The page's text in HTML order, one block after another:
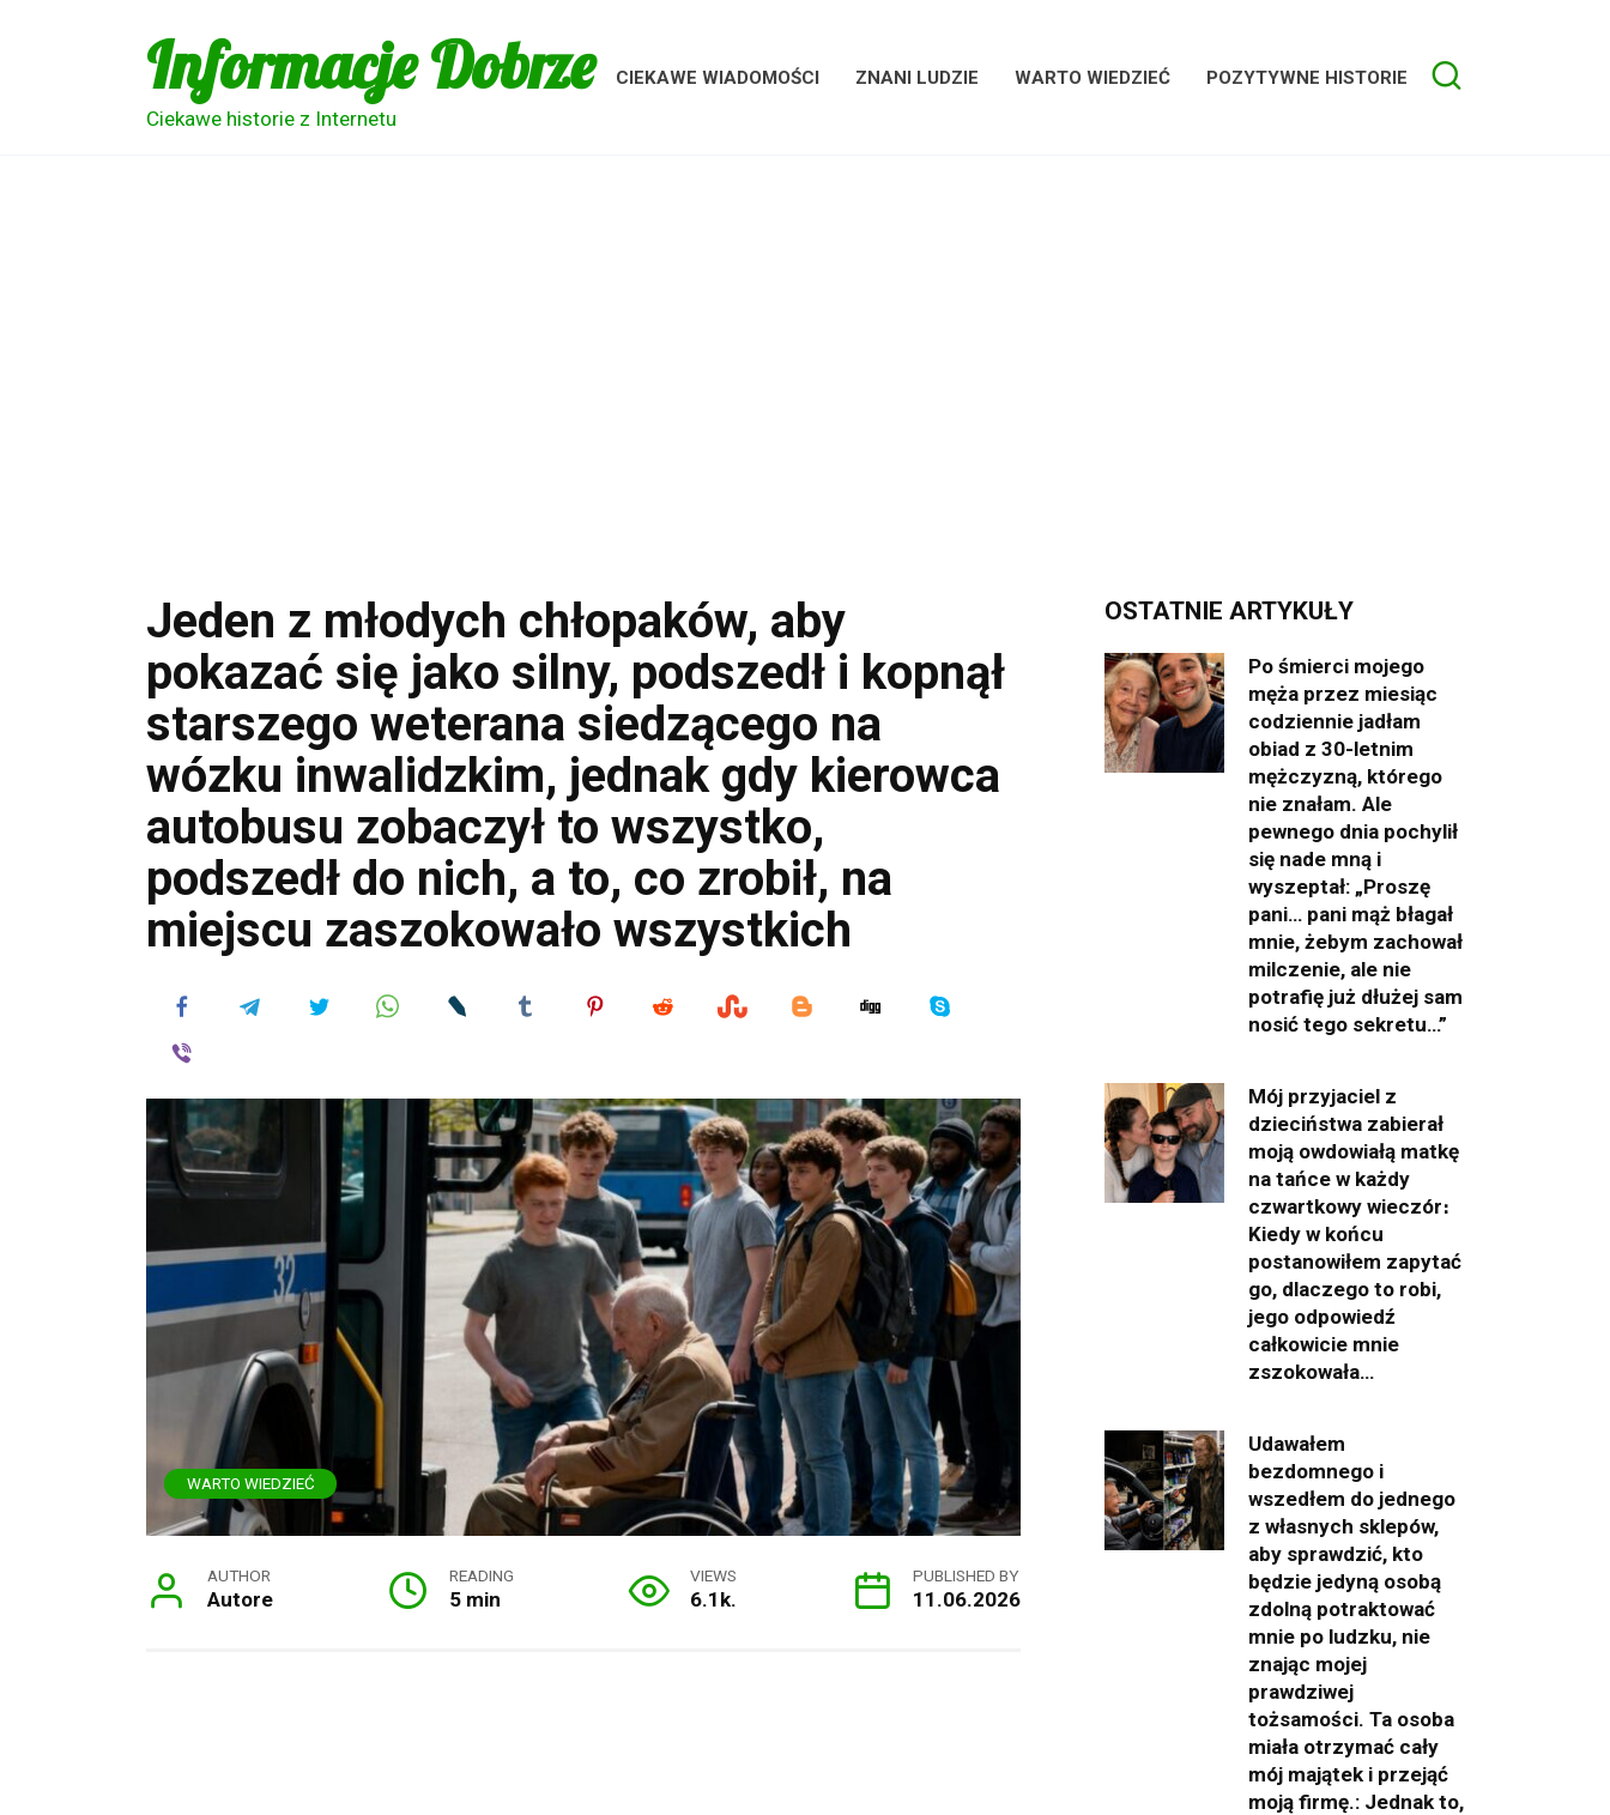
Informacje Dobrze
Ciekawe historie z Internetu
CIEKAWE WIADOMOŚCI ZNANI LUDZIE WARTO WIEDZIEĆ POZYTYWNE HISTORIE
Jeden z młodych chłopaków, aby
pokazać się jako silny, podszedł i kopnął
starszego weterana siedzącego na
wózku inwalidzkim, jednak gdy kierowca
autobusu zobaczył to wszystko,
podszedł do nich, a to, co zrobił, na
miejscu zaszokowało wszystkich
WARTO WIEDZIEĆ
AUTHOR
Autore
READING
5 min
VIEWS
6.1k.
PUBLISHED BY
11.06.2026
OSTATNIE ARTYKUŁY
Po śmierci mojego
męża przez miesiąc
codziennie jadłam
obiad z 30-letnim
mężczyzną, którego
nie znałam. Ale
pewnego dnia pochylił
się nade mną i
wyszeptał: „Proszę
pani… pani mąż błagał
mnie, żebym zachował
milczenie, ale nie
potrafię już dłużej sam
nosić tego sekretu…”
Mój przyjaciel z
dzieciństwa zabierał
moją owdowiałą matkę
na tańce w każdy
czwartkowy wieczór։
Kiedy w końcu
postanowiłem zapytać
go, dlaczego to robi,
jego odpowiedź
całkowicie mnie
zszokowała…
Udawałem
bezdomnego i
wszedłem do jednego
z własnych sklepów,
aby sprawdzić, kto
będzie jedyną osobą
zdolną potraktować
mnie po ludzku, nie
znając mojej
prawdziwej
tożsamości. Ta osoba
miała otrzymać cały
mój majątek i przejąć
moją firmę.: Jednak to,